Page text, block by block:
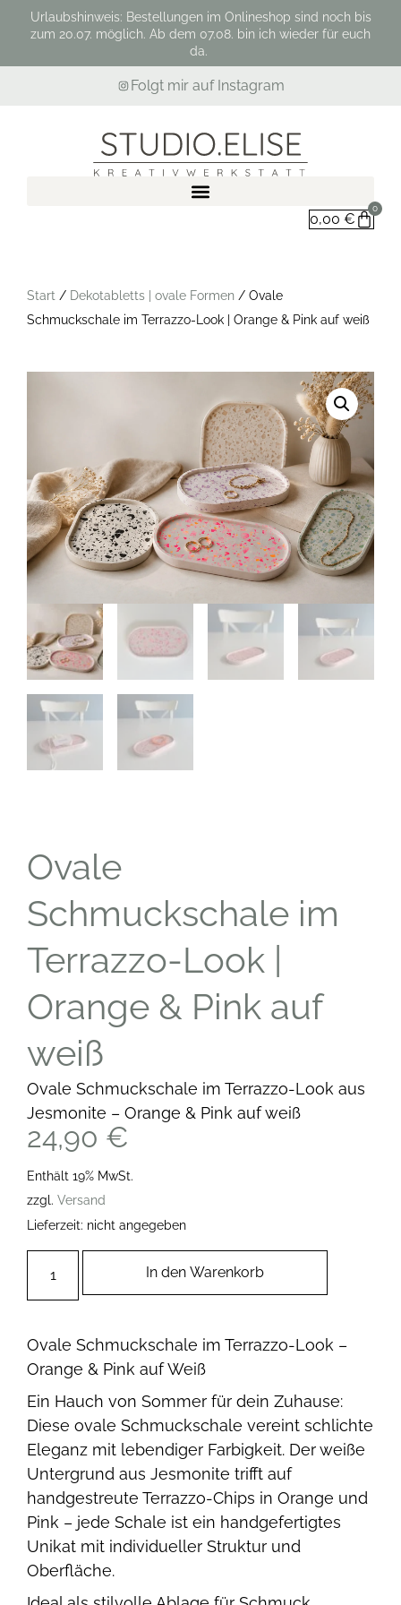
Urlaubshinweis: Bestellungen im Onlineshop sind noch bis
zum 20.07. möglich. Ab dem 07.08. bin ich wieder für euch
da.
Folgt mir auf Instagram
0,00 €
0
Start / Dekotabletts | ovale Formen / Ovale
Schmuckschale im Terrazzo-Look | Orange & Pink auf weiß
Ovale
Schmuckschale im
Terrazzo-Look |
Orange & Pink auf
weiß
Ovale Schmuckschale im Terrazzo-Look aus
Jesmonite – Orange & Pink auf weiß
24,90 €
Enthält 19% MwSt.
zzgl. Versand
Lieferzeit: nicht angegeben
In den Warenkorb
Ovale Schmuckschale im Terrazzo-Look –
Orange & Pink auf Weiß
Ein Hauch von Sommer für dein Zuhause:
Diese ovale Schmuckschale vereint schlichte
Eleganz mit lebendiger Farbigkeit. Der weiße
Untergrund aus Jesmonite trifft auf
handgestreute Terrazzo-Chips in Orange und
Pink – jede Schale ist ein handgefertigtes
Unikat mit individueller Struktur und
Oberfläche.